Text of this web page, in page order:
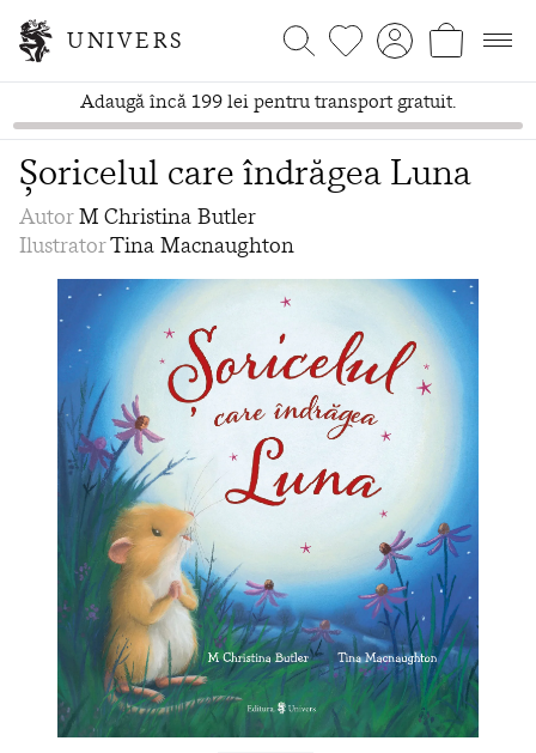
UNIVERS
Adaugă încă 199 lei pentru transport gratuit.
Șoricelul care îndrăgea Luna
AutorM Christina Butler
IlustratorTina Macnaughton